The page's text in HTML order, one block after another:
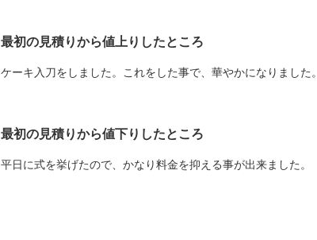
最初の見積りから値上りしたところ
ケーキ入刀をしました。これをした事で、華やかになりました。
最初の見積りから値下りしたところ
平日に式を挙げたので、かなり料金を抑える事が出来ました。